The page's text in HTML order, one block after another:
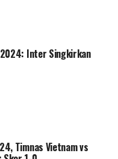
Inter Singkirkan
Timnas Vietnam vs